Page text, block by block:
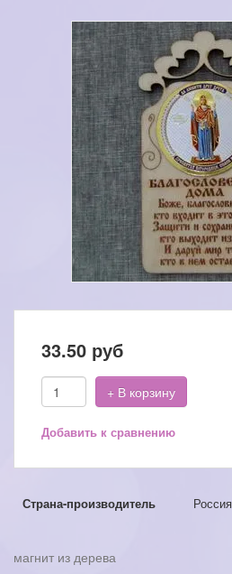
33.50 руб
+ В корзину
Добавить к сравнению
Страна-производитель Россия
магнит из дерева